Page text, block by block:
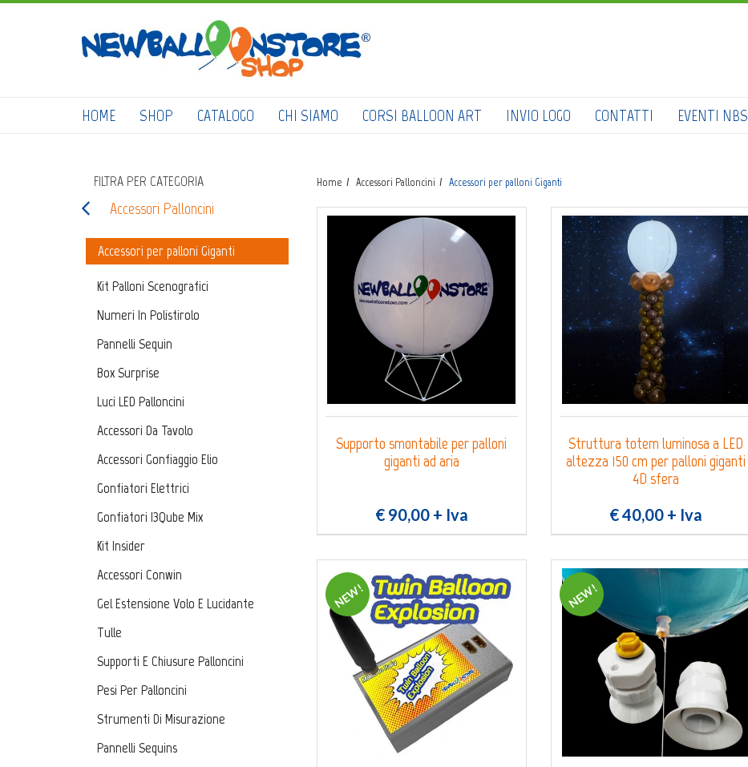
CATALOGO
CORSI BALLOON ART
INVIO LOGO
CONTATTI
EVENTI NBS
HOME SHOP CATALOGO CHI SIAMO CORSI BALLOON ART INVIO LOGO CONTATTI EVENTI NBS
FILTRA PER CATEGORIA
Accessori Palloncini
Accessori per palloni Giganti
Kit Palloni Scenografici
Numeri In Polistirolo
Pannelli Sequin
Box Surprise
Luci LED Palloncini
Accessori Da Tavolo
Accessori Gonfiaggio Elio
Gonfiatori Elettrici
Gonfiatori I3Qube Mix
Kit Insider
Accessori Conwin
Gel Estensione Volo E Lucidante
Tulle
Supporti E Chiusure Palloncini
Pesi Per Palloncini
Strumenti Di Misurazione
Pannelli Sequins
Home Accessori Palloncini Accessori per palloni Giganti
Supporto smontabile per palloni
giganti ad aria
€ 90,00+ Iva
Struttura totem luminosa a LED
altezza 150 cm per palloni giganti
4D sfera
€ 40,00 + Iva
NEW! NEW!